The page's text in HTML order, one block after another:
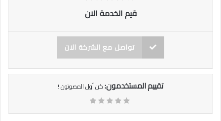
قيم الخدمة الان
تواصل مع الشركة الان
تقييم المستخدمون:كن أول المصوتون !